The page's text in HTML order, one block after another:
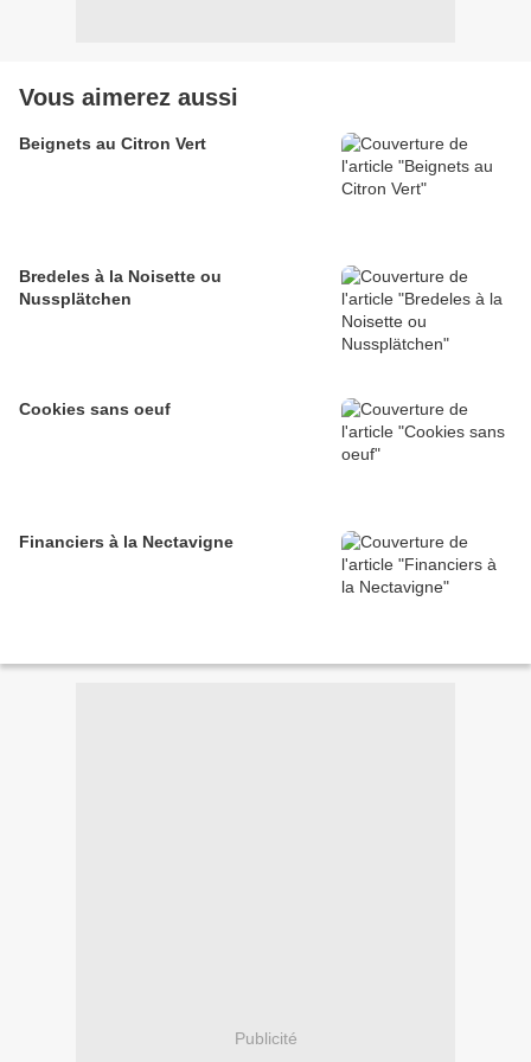
Vous aimerez aussi
Beignets au Citron Vert
Bredeles à la Noisette ou
Nussplätchen
Cookies sans oeuf
Financiers à la Nectavigne
Publicité